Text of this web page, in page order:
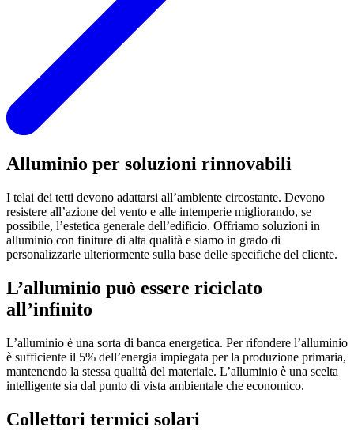
Alluminio per soluzioni rinnovabili
I telai dei tetti devono adattarsi all’ambiente circostante. Devono
resistere all’azione del vento e alle intemperie migliorando, se
possibile, l’estetica generale dell’edificio. Offriamo soluzioni in
alluminio con finiture di alta qualità e siamo in grado di
personalizzarle ulteriormente sulla base delle specifiche del cliente.
L’alluminio può essere riciclato
all’infinito
L’alluminio è una sorta di banca energetica. Per rifondere l’alluminio
è sufficiente il 5% dell’energia impiegata per la produzione primaria,
mantenendo la stessa qualità del materiale. L’alluminio è una scelta
intelligente sia dal punto di vista ambientale che economico.
Collettori termici solari